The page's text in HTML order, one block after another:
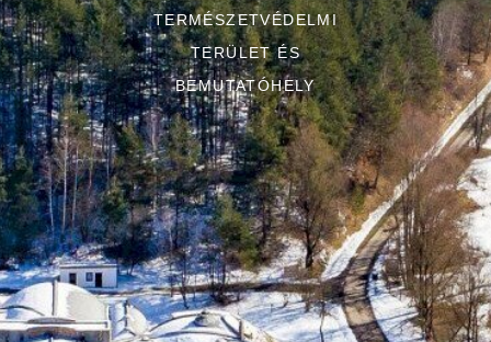
TERMÉSZETVÉDELMI
TERÜLET ÉS
BEMUTATÓHELY